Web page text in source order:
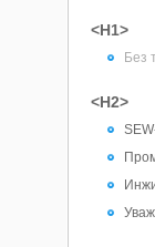
<H1>
Без
<H2>